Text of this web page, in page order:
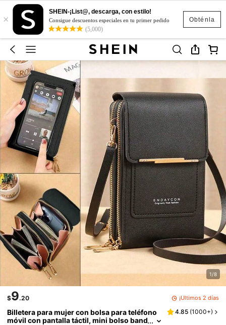
Obténla
×
SHEIN-¡List@, descarga, con estilo!
Consigue descuentos especiales en tu primer pedido
(5,000)
1/8
$9.20 ¡Últimos 2 días
Billetera para mujer con bolsa para teléfono
móvil con pantalla táctil, mini bolso band
4.85 (1000+)